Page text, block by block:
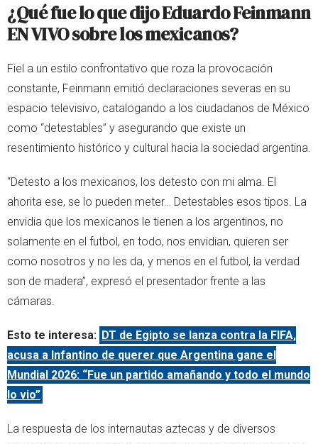
¿Qué fue lo que dijo Eduardo Feinmann
EN VIVO sobre los mexicanos?
Fiel a un estilo confrontativo que roza la provocación
constante, Feinmann emitió declaraciones severas en su
espacio televisivo, catalogando a los ciudadanos de México
como “detestables” y asegurando que existe un
resentimiento histórico y cultural hacia la sociedad argentina.
“Detesto a los mexicanos, los detesto con mi alma. El
ahorita ese, se lo pueden meter… Detestables esos tipos. La
envidia que los mexicanos le tienen a los argentinos, no
solamente en el futbol, en todo, nos envidian, quieren ser
como nosotros y no les da, y menos en el futbol, la verdad
son de madera”, expresó el presentador frente a las
cámaras.
Esto te interesa: DT de Egipto se lanza contra la FIFA,
acusa a Infantino de querer que Argentina gane el
Mundial 2026: “Fue un partido amañando y todo el mundo
lo vio”
La respuesta de los internautas aztecas y de diversos